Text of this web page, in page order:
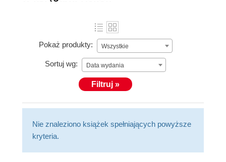
Pokaż produkty: Wszystkie
Sortuj wg: Data wydania
Filtruj »
Nie znaleziono książek spełniających powyższe
kryteria.